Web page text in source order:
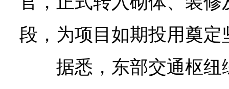
段，为项目如期投用奠
据悉，东部交通枢